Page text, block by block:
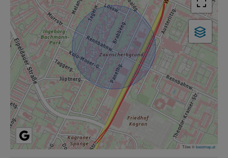
Tiles ©basemap.at